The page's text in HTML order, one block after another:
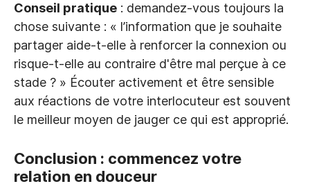
Conseil pratique : demandez-vous toujours la
chose suivante : « l’information que je souhaite
partager aide-t-elle à renforcer la connexion ou
risque-t-elle au contraire d'être mal perçue à ce
stade ? » Écouter activement et être sensible
aux réactions de votre interlocuteur est souvent
le meilleur moyen de jauger ce qui est approprié.
Conclusion : commencez votre
relation en douceur